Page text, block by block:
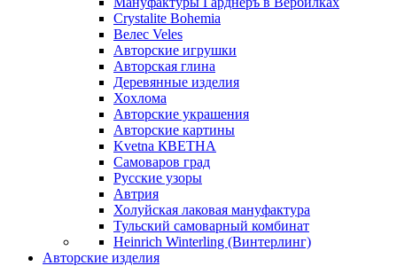
Crystalite Bohemia
Велес Veles
Авторские игрушки
Авторская глина
Деревянные изделия
Хохлома
Авторские украшения
Авторские картины
Kvetna КВЕТНА
Самоваров град
Русские узоры
Автрия
Холуйская лаковая мануфактура
Тульский самоварный комбинат
Heinrich Winterling (Винтерлинг)
Авторские изделия